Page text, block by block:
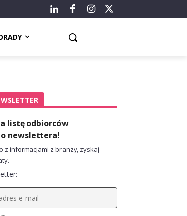
listę odbiorców
newslettera!
z informacjami z branży, zyskaj